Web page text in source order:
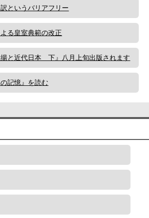
というバリアフリー
る皇室典範の改正
と近代日本 下』八月上旬出版されます
記憶』を読む